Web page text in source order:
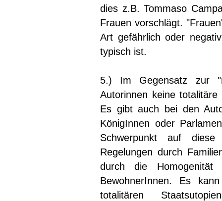
dies z.B. Tommaso
Frauen vorschlägt.
Art gefährlich oder
typisch ist.
5.) Im Gegensatz zur
Autorinnen keine
Es gibt auch bei den
KönigInnen oder
Schwerpunkt auf
Regelungen durch
durch die
BewohnerInnen. Es
totalitären